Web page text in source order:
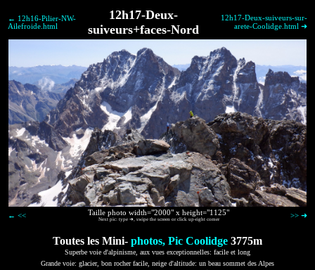
← 12h16-Pilier-NW-
Ailefroide.html
12h17-Deux-
suiveurs+faces-Nord
12h17-Deux-suiveurs-sur-
arete-Coolidge.html ➜
← << Taille photo width="2000" x height="1125"
Next pic: type ➜, swipe the screen or click up-right corner >> ➜
Toutes les Mini- photos, Pic Coolidge 3775m
Superbe voie d'alpinisme, aux vues exceptionnelles: facile et long
Grande voie: glacier, bon rocher facile, neige d'altitude: un beau sommet des Alpes